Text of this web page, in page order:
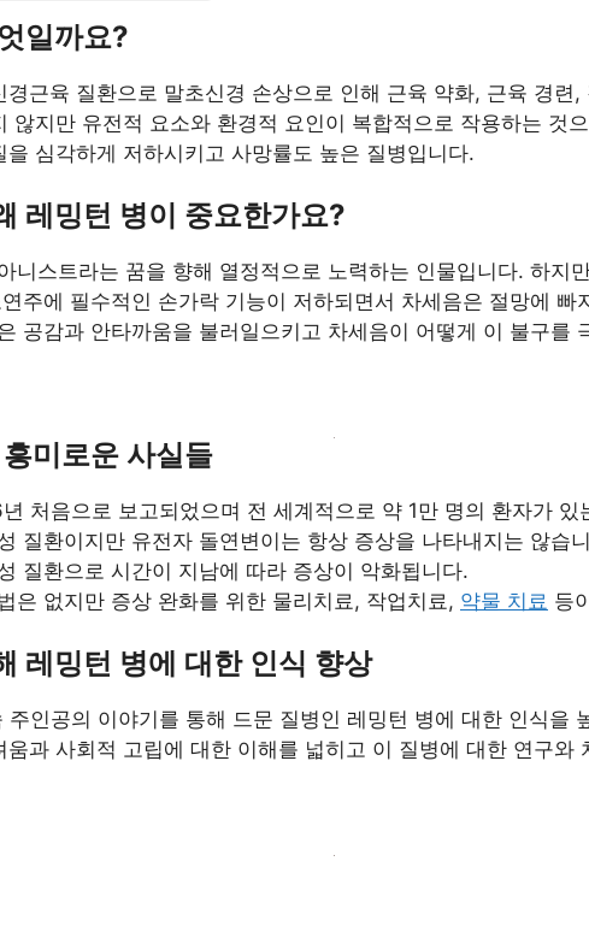
일까요?
경근육 질환으로 말초신경 손상으로 인해 근육 약화, 근육 경련
않지만 유전적 요소와 환경적 요인이 복합적으로 작용하는 것
심각하게 저하시키고 사망률도 높은 질병입니다.
레밍턴 병이 중요한가요?
니스트라는 꿈을 향해 열정적으로 노력하는 인물입니다. 하지
주에 필수적인 손가락 기능이 저하되면서 차세음은 절망에 빠
공감과 안타까움을 불러일으키고 차세음이 어떻게 이 불구를
미로운 사실들
처음으로 보고되었으며 전 세계적으로 약 1만 명의 환자가 있
질환이지만 유전자 돌연변이는 항상 증상을 나타내지는 않습
질환으로 시간이 지남에 따라 증상이 악화됩니다.
은 없지만 증상 완화를 위한 물리치료, 작업치료, 약물 치료 등
레밍턴 병에 대한 인식 향상
주인공의 이야기를 통해 드문 질병인 레밍턴 병에 대한 인식을
움과 사회적 고립에 대한 이해를 넓히고 이 질병에 대한 연구와